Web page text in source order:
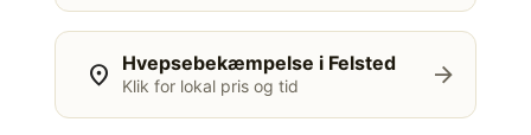
location_on Hvepsebekæmpelse i Felsted
Klik for lokal pris og tid arrow_forward